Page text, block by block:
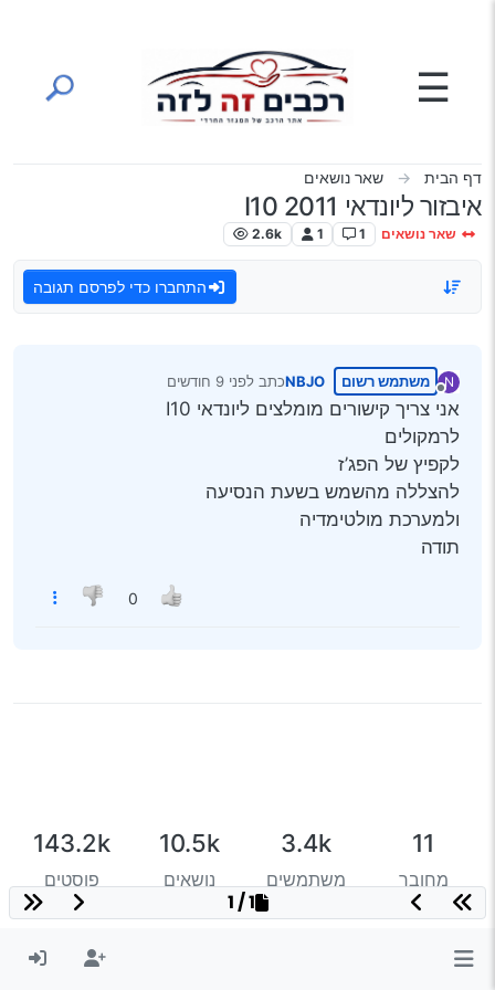
☰
דף הבית שאר נושאים
איבזור ליונדאי I10 2011
שאר נושאים 1
1
2.6k
התחברו כדי לפרסם תגובה
N
מנותק
משתמש רשום NBJOכתב לפני 9 חודשים
נערך לאחרונה על ידי
אני צריך קישורים מומלצים ליונדאי I10
לרמקולים
לקפיץ של הפג’ז
להצללה מהשמש בשעת הנסיעה
ולמערכת מולטימדיה
תודה
0
11
מחובר
3.4k
משתמשים
10.5k
נושאים
143.2k
פוסטים
1 / 1